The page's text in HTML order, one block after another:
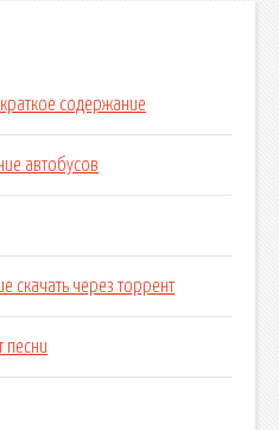
содержание
автобусов
скачать через торрент
песни